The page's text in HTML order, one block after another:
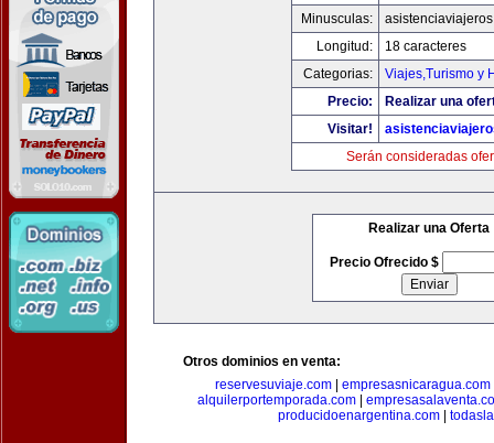
Minusculas:
Longitud:
18 caracteres
Categorias:
Viajes,Turismo y
Precio:
Realizar una
Visitar!
Serán consideradas
Realizar una Oferta
Precio Ofrecido $
Otros dominios en venta:
reservesuviaje.com| empresasnicaragua.com
alquilerportemporada.com
producidoenargentina.com